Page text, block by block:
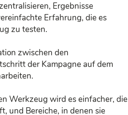
Ergebnisse
Erfahrung, die es
zu testen.
zwischen den
der Kampagne auf dem
Werkzeug wird es einfacher, die
und Bereiche, in denen sie